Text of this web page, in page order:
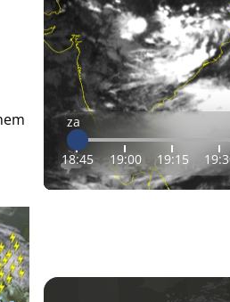
za
18:45 19:00 19:15